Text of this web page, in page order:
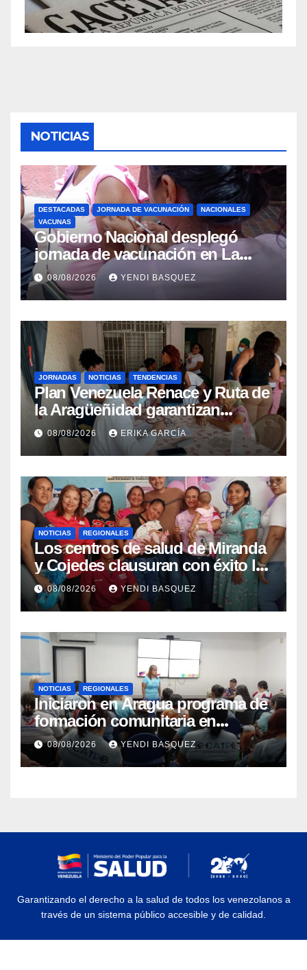
NOTICIAS
DESTACADAS JORNADA DE VACUNACIÓN
NACIONALES
VACUNAS
Gobierno Nacional desplegó
jornada de vacunación en La
Guaira para garantizar protección
epidemiológica
08/08/2026 YENDI BASQUEZ
JORNADAS NOTICIAS TENDENCIAS
Plan Venezuela Renace y Ruta de
la Aragüeñidad garantizan
atención médica integral en
Aragua
08/08/2026 ERIKA GARCÍA
NOTICIAS REGIONALES
Los centros de salud de Miranda
y Cojedes clausuran con éxito la
Semana Mundial de la Lactancia
Materna
08/08/2026 YENDI BASQUEZ
NOTICIAS REGIONALES
Iniciaron en Aragua programa de
formación comunitaria en
atención a personas con
discapacidad
08/08/2026 YENDI BASQUEZ
Garantizando el derecho a la salud de todos los venezolanos a
través de un sistema público accesible y de calidad.